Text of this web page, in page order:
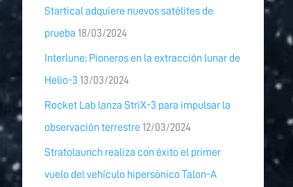
Startical adquiere nuevos satélites de
prueba 18/03/2024
Interlune: Pioneros en la extracción lunar de
Helio-3 13/03/2024
Rocket Lab lanza StriX-3 para impulsar la
observación terrestre 12/03/2024
Stratolaunch realiza con éxito el primer
vuelo del vehículo hipersónico Talon-A